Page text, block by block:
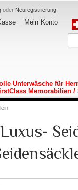
oder Neuregistrierung
Mein Konto
Unterwäsche für
Memorabilien /